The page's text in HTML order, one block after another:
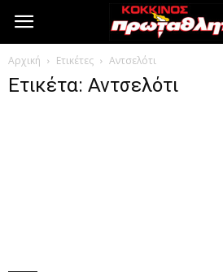
Αρχική Ετικέτες Αντσελότι
Ετικέτα: Αντσελότι